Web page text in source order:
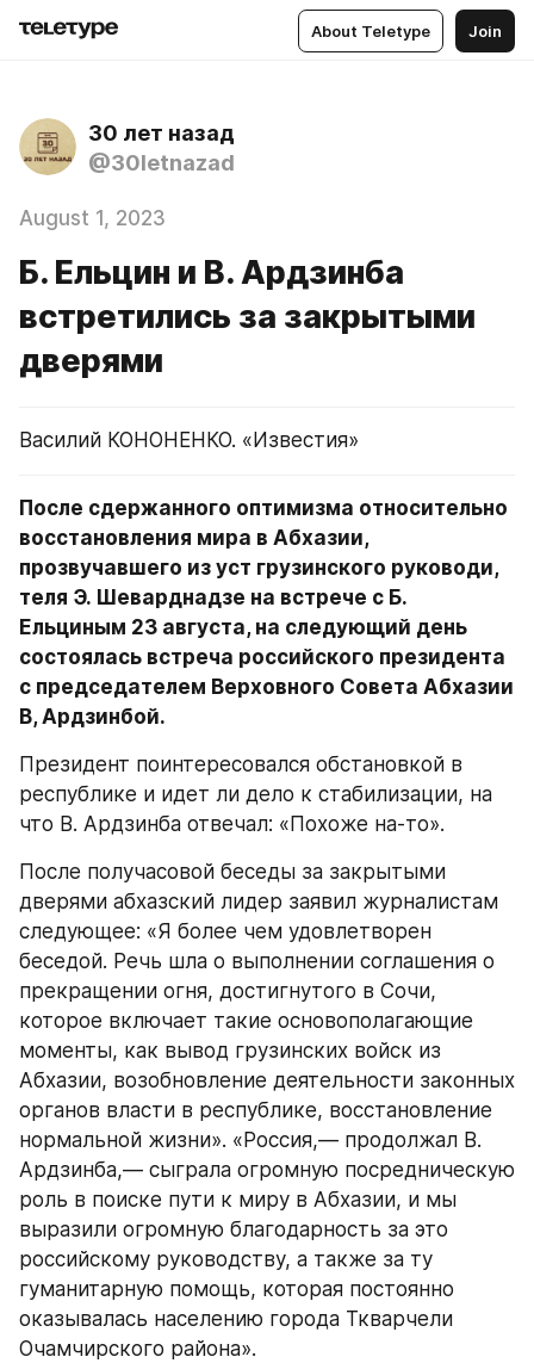
About Teletype Join
30 лет назад
@30letnazad
August 1, 2023
Б. Ельцин и В. Ардзинба
встретились за закрытыми
дверями
Василий КОНОНЕНКО. «Известия»
После сдержанного оптимизма относительно
восстановления мира в Абхазии,
прозвучавшего из уст грузинского руководи,
теля Э. Шеварднадзе на встрече с Б.
Ельциным 23 августа, на следующий день
состоялась встреча российского президента
с председателем Верховного Совета Абхазии
В, Ардзинбой.
Президент поинтересовался обстановкой в
республике и идет ли дело к стабилизации, на
что В. Ардзинба отвечал: «Похоже на-то».
После получасовой беседы за закрытыми
дверями абхазский лидер заявил журналистам
следующее: «Я более чем удовлетворен
беседой. Речь шла о выполнении соглашения о
прекращении огня, достигнутого в Сочи,
которое включает такие основополагающие
моменты, как вывод грузинских войск из
Абхазии, возобновление деятельности законных
органов власти в республике, восстановление
нормальной жизни». «Россия,— продолжал В.
Ардзинба,— сыграла огромную посредническую
роль в поиске пути к миру в Абхазии, и мы
выразили огромную благодарность за это
российскому руководству, а также за ту
гуманитарную помощь, которая постоянно
оказывалась населению города Ткварчели
Очамчирского района».